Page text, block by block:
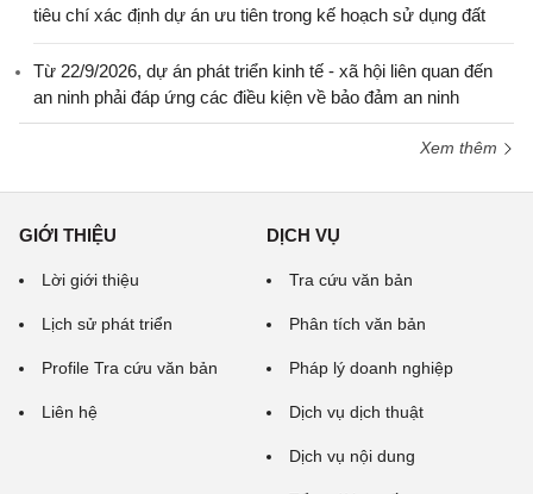
tiêu chí xác định dự án ưu tiên trong kế hoạch sử dụng đất
Từ 22/9/2026, dự án phát triển kinh tế - xã hội liên quan đến
an ninh phải đáp ứng các điều kiện về bảo đảm an ninh
Xem thêm
GIỚI THIỆU
Lời giới thiệu
Lịch sử phát triển
Profile Tra cứu văn bản
Liên hệ
DỊCH VỤ
Tra cứu văn bản
Phân tích văn bản
Pháp lý doanh nghiệp
Dịch vụ dịch thuật
Dịch vụ nội dung